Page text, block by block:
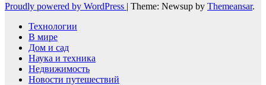
Proudly powered by WordPress | Theme: Newsup by Themeansar.
Технологии
В мире
Дом и сад
Наука и техника
Недвижимость
Новости путешествий